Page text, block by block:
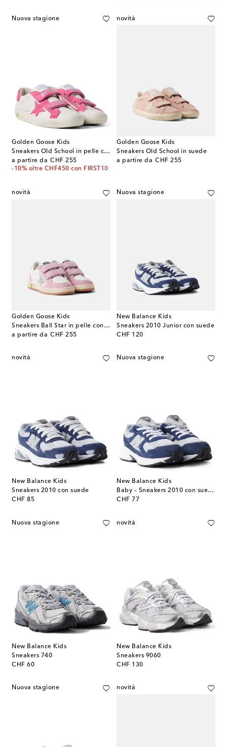
Nuova stagione
Golden Goose Kids
Sneakers Old School in pelle con suede
a partire da CHF 255
original price
-10% oltre CHF450 con FIRST10
novità
Golden Goose Kids
Sneakers Old School in suede
a partire da CHF 255
original price
novità
Golden Goose Kids
Sneakers Ball Star in pelle con suede
a partire da CHF 255
original price
Nuova stagione
New Balance Kids
Sneakers 2010 Junior con suede
CHF 120
original price
novità
New Balance Kids
Sneakers 2010 con suede
CHF 85
original price
Nuova stagione
New Balance Kids
Baby – Sneakers 2010 con suede
CHF 77
original price
Nuova stagione
New Balance Kids
Sneakers 740
CHF 60
original price
novità
New Balance Kids
Sneakers 9060
CHF 130
original price
Nuova stagione novità